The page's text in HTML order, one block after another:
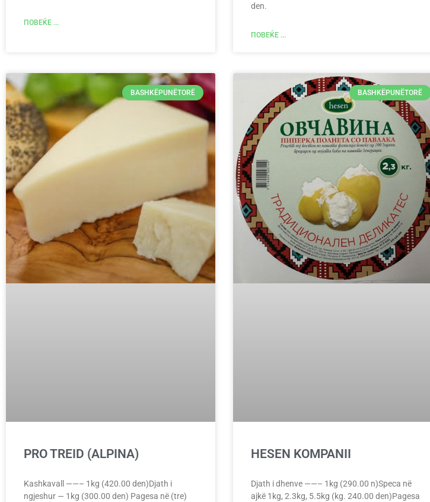
ПОВЕЌЕ ...
den.
ПОВЕЌЕ ...
BASHKËPUNËTORË
PRO TREID (ALPINA)
Kashkavall ——– 1kg (420.00 den)Djath i
ngjeshur — 1kg (300.00 den) Pagesa në (tre)
BASHKËPUNËTORË
HESEN KOMPANII
Djath i dhenve ——– 1kg (290.00 n)Speca në
ajkë 1kg, 2.3kg, 5.5kg (kg. 240.00 den)Pagesa